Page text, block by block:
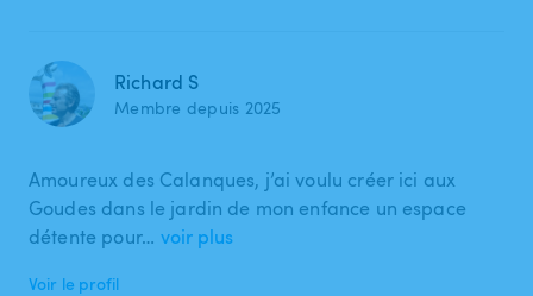
Richard S
Membre depuis 2025
Amoureux des Calanques, j’ai voulu créer ici aux
Goudes dans le jardin de mon enfance un espace
détente pour… voir plus
Voir le profil